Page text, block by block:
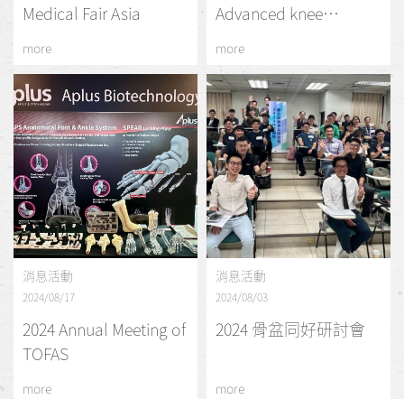
Medical Fair Asia
more
Advanced knee
more
消息活動
2024/08/17
2024 Annual Meeting of
TOFAS
more
消息活動
2024/08/03
2024 骨盆同好研討會
more